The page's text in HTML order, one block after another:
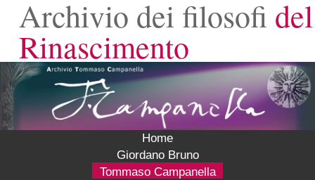
Archivio dei filosofi del
Rinascimento
Home
Giordano Bruno
Tommaso Campanella